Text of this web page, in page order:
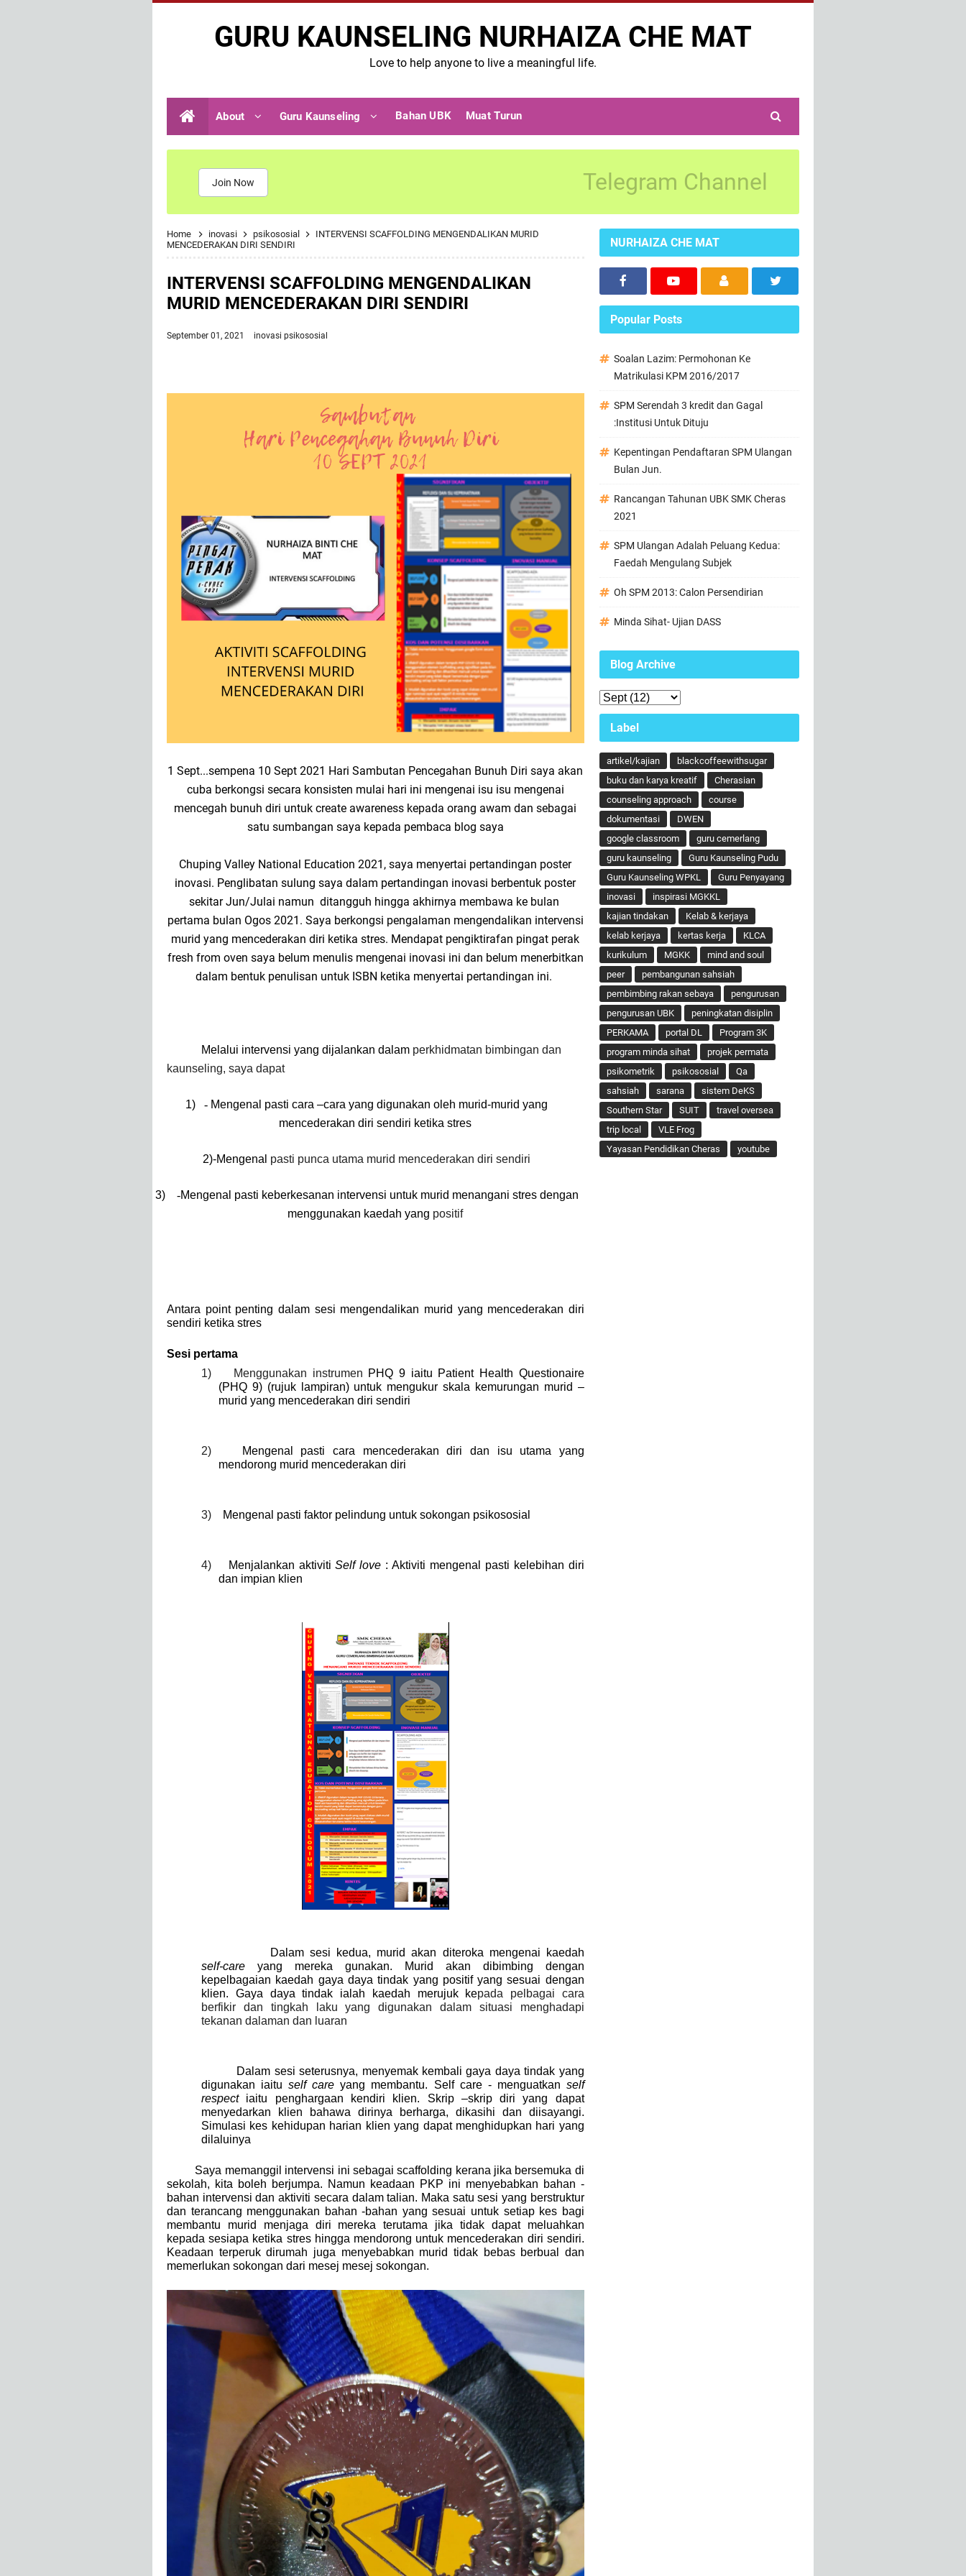
GURU KAUNSELING NURHAIZA CHE MAT
Love to help anyone to live a meaningful life.
About Guru Kaunseling Bahan UBK Muat Turun
Join Now Telegram Channel
Home inovasi psikososial
INTERVENSI SCAFFOLDING MENGENDALIKAN MURID
MENCEDERAKAN DIRI SENDIRI
INTERVENSI SCAFFOLDING MENGENDALIKAN
MURID MENCEDERAKAN DIRI SENDIRI
September 01, 2021 inovasi psikososial
1 Sept...sempena 10 Sept 2021 Hari Sambutan Pencegahan Bunuh Diri saya akan
cuba berkongsi secara konsisten mulai hari ini mengenai isu isu mengenai
mencegah bunuh diri untuk create awareness kepada orang awam dan sebagai
satu sumbangan saya kepada pembaca blog saya
Chuping Valley National Education 2021, saya menyertai pertandingan poster
inovasi. Penglibatan sulung saya dalam pertandingan inovasi berbentuk poster
sekitar Jun/Julai namun ditangguh hingga akhirnya membawa ke bulan
pertama bulan Ogos 2021. Saya berkongsi pengalaman mengendalikan intervensi
murid yang mencederakan diri ketika stres. Mendapat pengiktirafan pingat perak
fresh from oven saya belum menulis mengenai inovasi ini dan belum menerbitkan
dalam bentuk penulisan untuk ISBN ketika menyertai pertandingan ini.
Melalui intervensi yang dijalankan dalam perkhidmatan bimbingan dan
kaunseling, saya dapat
1) - Mengenal pasti cara –cara yang digunakan oleh murid-murid yang
mencederakan diri sendiri ketika stres
2)-Mengenal pasti punca utama murid mencederakan diri sendiri
3)-Mengenal pasti keberkesanan intervensi untuk murid menangani stres dengan
menggunakan kaedah yang positif
Antara point penting dalam sesi mengendalikan murid yang mencederakan diri
sendiri ketika stres
Sesi pertama
1)
Menggunakan instrumen PHQ 9 iaitu Patient Health Questionaire
(PHQ 9) (rujuk lampiran) untuk mengukur skala kemurungan murid –
murid yang mencederakan diri sendiri
2)
Mengenal pasti cara mencederakan diri dan isu utama yang
mendorong murid mencederakan diri
3) Mengenal pasti faktor pelindung untuk sokongan psikososial
4) Menjalankan aktivitiSelf love : Aktiviti mengenal pasti kelebihan diri
dan impian klien
Dalam sesi kedua, murid akan diteroka mengenai kaedah
self-care yang mereka gunakan. Murid akan dibimbing dengan
kepelbagaian kaedah gaya daya tindak yang positif yang sesuai dengan
klien. Gaya daya tindak ialah kaedah merujuk kepada pelbagai cara
berfikir dan tingkah laku yang digunakan dalam situasi menghadapi
tekanan dalaman dan luaran
Dalam sesi seterusnya, menyemak kembali gaya daya tindak yang
digunakan iaituself care yang membantu. Self care - menguatkan self
respect iaitu penghargaan kendiri klien. Skrip –skrip diri yang dapat
menyedarkan klien bahawa dirinya berharga, dikasihi dan diisayangi.
Simulasi kes kehidupan harian klien yang dapat menghidupkan hari yang
dilaluinya
Saya memanggil intervensi ini sebagai scaffolding kerana jika bersemuka di
sekolah, kita boleh berjumpa. Namun keadaan PKP ini menyebabkan bahan -
bahan intervensi dan aktiviti secara dalam talian. Maka satu sesi yang berstruktur
dan terancang menggunakan bahan -bahan yang sesuai untuk setiap kes bagi
membantu murid menjaga diri mereka terutama jika tidak dapat meluahkan
kepada sesiapa ketika stres hingga mendorong untuk mencederakan diri sendiri.
Keadaan terperuk dirumah juga menyebabkan murid tidak bebas berbual dan
memerlukan sokongan dari mesej mesej sokongan.
NURHAIZA CHE MAT
Popular Posts
Soalan Lazim: Permohonan Ke
Matrikulasi KPM 2016/2017
SPM Serendah 3 kredit dan Gagal
:Institusi Untuk Dituju
Kepentingan Pendaftaran SPM Ulangan
Bulan Jun.
Rancangan Tahunan UBK SMK Cheras
2021
SPM Ulangan Adalah Peluang Kedua:
Faedah Mengulang Subjek
Oh SPM 2013: Calon Persendirian
Minda Sihat- Ujian DASS
Blog Archive
Label
artikel/kajian
blackcoffeewithsugar
buku dan karya kreatif
Cherasian
counseling approach
course
dokumentasi
DWEN
google classroom
guru cemerlang
guru kaunseling
Guru Kaunseling Pudu
Guru Kaunseling WPKL
Guru Penyayang
inovasi
inspirasi MGKKL
kajian tindakan
Kelab & kerjaya
kelab kerjaya
kertas kerja
KLCA
kurikulum
MGKK
mind and soul
peer
pembangunan sahsiah
pembimbing rakan sebaya
pengurusan
pengurusan UBK
peningkatan disiplin
PERKAMA
portal DL
Program 3K
program minda sihat
projek permata
psikometrik
psikososial
Qa
sahsiah
sarana
sistem DeKS
Southern Star
SUIT
travel oversea
trip local
VLE Frog
Yayasan Pendidikan Cheras
youtube